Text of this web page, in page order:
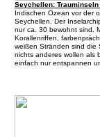
Seychellen:
Indischen Ozean vor der
Seychellen. Der
nur ca. 30 bewohnt sind.
Korallenriffen,
weißen Stränden sind die
nichts anderes wollen als
einfach nur entspannen